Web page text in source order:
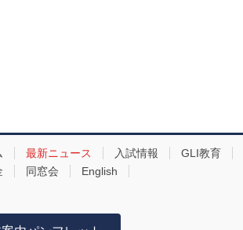
最新ニュース 入試情報 GLI教育
同窓会 English